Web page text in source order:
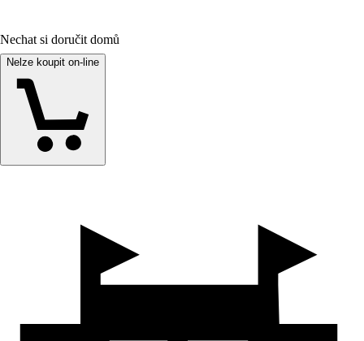
Nechat si doručit domů
Nelze koupit on-line